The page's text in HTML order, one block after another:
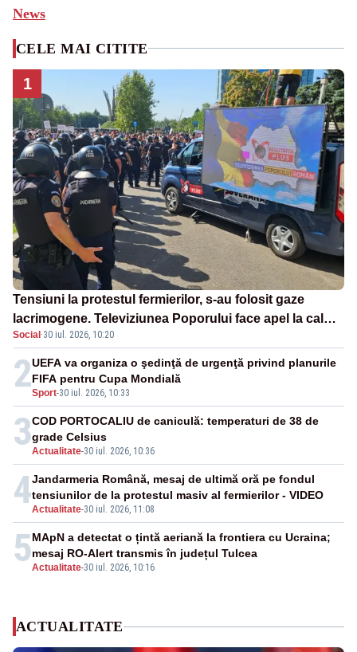
News
CELE MAI CITITE
1
Tensiuni la protestul fermierilor, s-au folosit gaze
lacrimogene. Televiziunea Poporului face apel la calm
– LIVE TEXT
Social ·30 iul. 2026, 10:20
2Sport-30 iul. 2026, 10:33
UEFA va organiza o şedinţă de urgenţă privind planurile
FIFA pentru Cupa Mondială
3Actualitate-30 iul. 2026, 10:36
COD PORTOCALIU de caniculă: temperaturi de 38 de
grade Celsius
4Actualitate-30 iul. 2026, 11:08
Jandarmeria Română, mesaj de ultimă oră pe fondul
tensiunilor de la protestul masiv al fermierilor - VIDEO
5Actualitate-30 iul. 2026, 10:16
MApN a detectat o țintă aeriană la frontiera cu Ucraina;
mesaj RO-Alert transmis în județul Tulcea
ACTUALITATE